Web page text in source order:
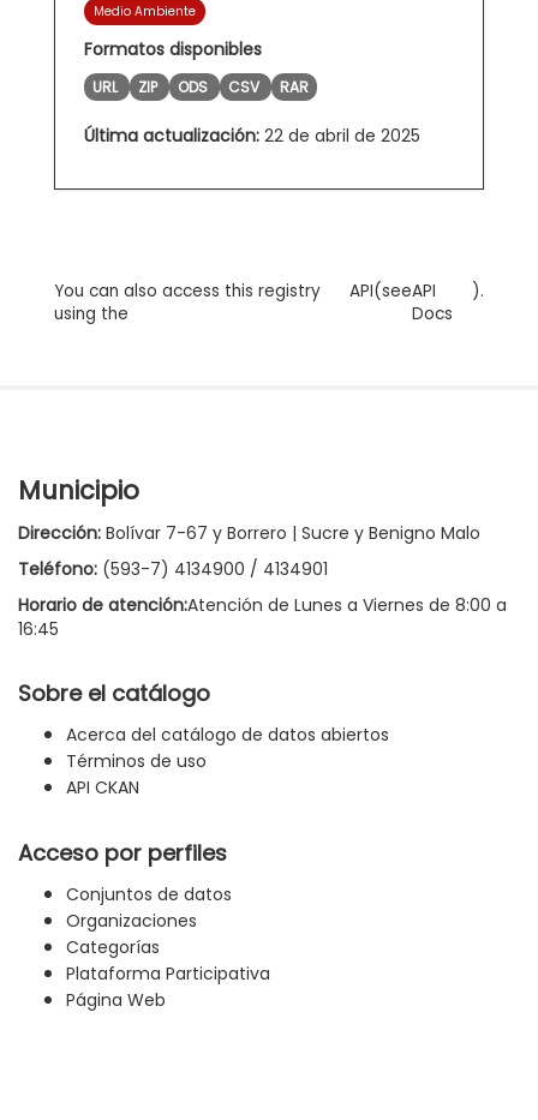
Medio Ambiente
Formatos disponibles
URL ZIP ODS CSV RAR
Última actualización: 22 de abril de 2025
You can also access this registry
using the
API(seeAPI
Docs
).
Municipio
Dirección: Bolívar 7-67 y Borrero | Sucre y Benigno Malo
Teléfono: (593-7) 4134900 / 4134901
Horario de atención:Atención de Lunes a Viernes de 8:00 a
16:45
Sobre el catálogo
Acerca del catálogo de datos abiertos
Términos de uso
API CKAN
Acceso por perfiles
Conjuntos de datos
Organizaciones
Categorías
Plataforma Participativa
Página Web